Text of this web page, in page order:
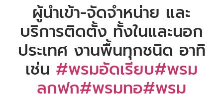
ผู้นำเข้า-จัดจำหน่าย และ
บริการติดตั้ง ทั้งในและนอก
ประเทศ งานพื้นทุกชนิด อาทิ
เช่น #พรมอัดเรียบ#พรม
ลูกฟูก#พรมทอ#พรม